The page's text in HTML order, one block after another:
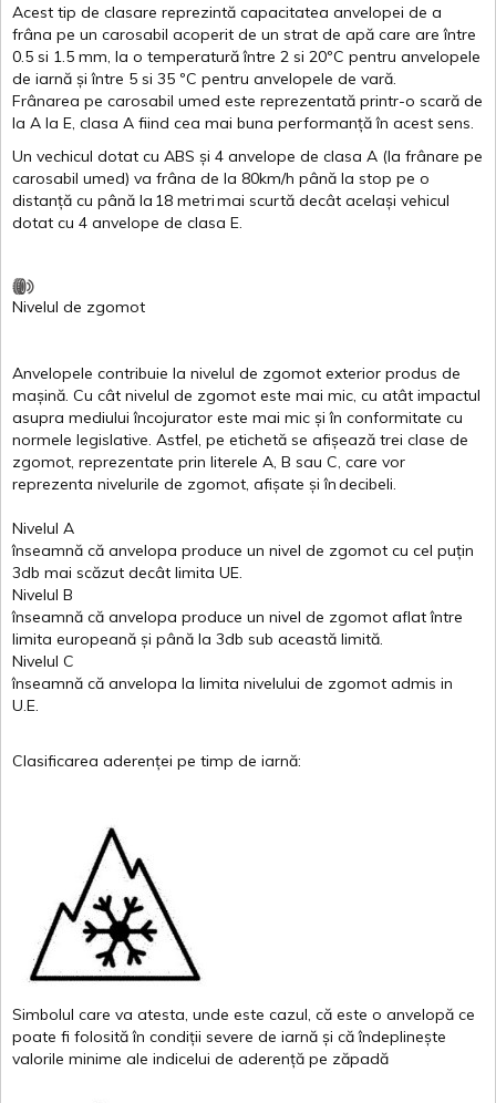
Acest tip de clasare reprezintă capacitatea anvelopei de a
frâna pe un carosabil acoperit de un strat de apă care areîntre
0.5 si 1.5 mm, la o temperatură între 2 si 20ºC pentru anvelopele
de iarnă și între 5 si 35 ºC pentru anvelopele de vară.
Frânarea pe carosabil umed este reprezentată printr-o scară de
la A la E, clasa A fiind cea mai buna performanță în acest sens.
Un vechicul dotat cu ABS și 4 anvelope de clasa A (la frânare pe
carosabil umed) va frâna de la 80km/h până la stop pe o
distanță cu până la 18 metrimai scurtă decât același vehicul
dotat cu 4 anvelope de clasa E.
Nivelul de zgomot
Anvelopele contribuie la nivelul de zgomot exterior produs de
mașină. Cu cât nivelul de zgomot este mai mic, cu atât impactul
asupra mediului încojurator este mai mic și în conformitate cu
normele legislative. Astfel, pe etichetă se afișează trei clase de
zgomot, reprezentate prin literele A, B sau C, care vor
reprezenta nivelurile de zgomot, afișate și îndecibeli.
Nivelul A
înseamnă că anvelopa produce un nivel de zgomot cu cel puțin
3db mai scăzut decât limita UE.
Nivelul B
înseamnă că anvelopa produce un nivel de zgomot aflat între
limita europeană și până la 3db sub această limită.
Nivelul C
înseamnă că anvelopa la limita nivelului de zgomot admis in
U.E.
Clasificarea aderenței pe timp de iarnă:
Simbolul care va atesta, unde este cazul, că este o anvelopă ce
poate fi folosită în condiții severe de iarnă și că îndeplinește
valorile minime ale indicelui de aderență pe zăpadă